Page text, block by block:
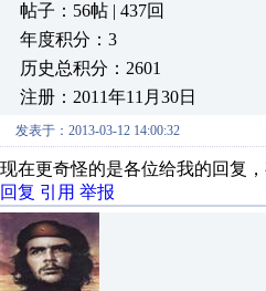
帖子：56帖 | 437回
年度积分：3
历史总积分：2601
注册：2011年11月30日
发表于：2013-03-12 14:00:32
现在更奇怪的是各位给我的回复
回复 引用 举报